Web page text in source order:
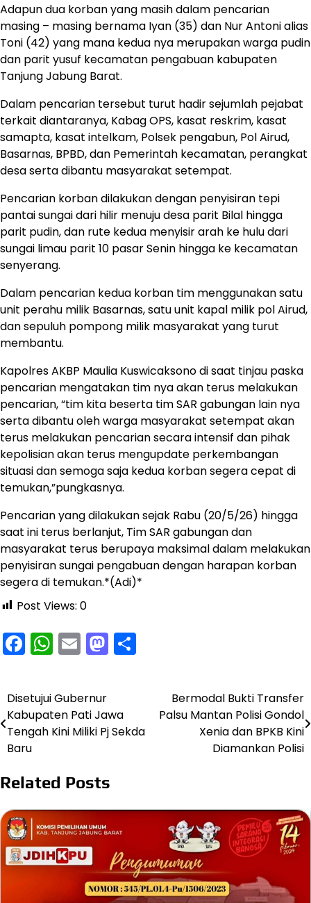
Adapun dua korban yang masih dalam pencarian
masing – masing bernama Iyan (35) dan Nur Antoni alias
Toni (42) yang mana kedua nya merupakan warga pudin
dan parit yusuf kecamatan pengabuan kabupaten
Tanjung Jabung Barat.
Dalam pencarian tersebut turut hadir sejumlah pejabat
terkait diantaranya, Kabag OPS, kasat reskrim, kasat
samapta, kasat intelkam, Polsek pengabun, Pol Airud,
Basarnas, BPBD, dan Pemerintah kecamatan, perangkat
desa serta dibantu masyarakat setempat.
Pencarian korban dilakukan dengan penyisiran tepi
pantai sungai dari hilir menuju desa parit Bilal hingga
parit pudin, dan rute kedua menyisir arah ke hulu dari
sungai limau parit 10 pasar Senin hingga ke kecamatan
senyerang.
Dalam pencarian kedua korban tim menggunakan satu
unit perahu milik Basarnas, satu unit kapal milik pol Airud,
dan sepuluh pompong milik masyarakat yang turut
membantu.
Kapolres AKBP Maulia Kuswicaksono di saat tinjau paska
pencarian mengatakan tim nya akan terus melakukan
pencarian, “tim kita beserta tim SAR gabungan lain nya
serta dibantu oleh warga masyarakat setempat akan
terus melakukan pencarian secara intensif dan pihak
kepolisian akan terus mengupdate perkembangan
situasi dan semoga saja kedua korban segera cepat di
temukan,”pungkasnya.
Pencarian yang dilakukan sejak Rabu (20/5/26) hingga
saat ini terus berlanjut, Tim SAR gabungan dan
masyarakat terus berupaya maksimal dalam melakukan
penyisiran sungai pengabuan dengan harapan korban
segera di temukan.*(Adi)*
Post Views: 0
Facebook
WhatsApp
EmailMastodon
Navigasi
pos
Disetujui Gubernur
Kabupaten Pati Jawa
Tengah Kini Miliki Pj Sekda
Baru ​
Bermodal Bukti Transfer
Palsu Mantan Polisi Gondol
Xenia dan BPKB Kini
Diamankan Polisi
Related Posts